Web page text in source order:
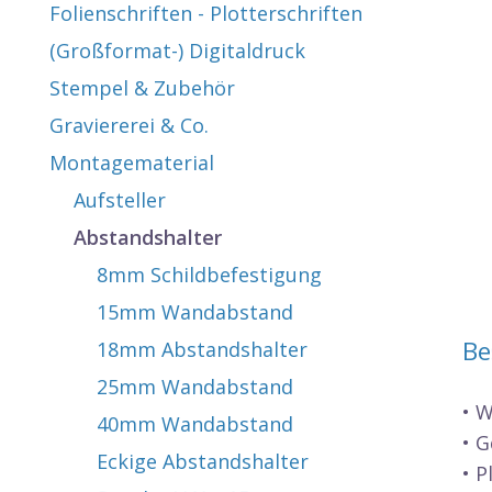
•
•
•
Folienschriften - Plotterschriften
(Großformat-) Digitaldruck
Stempel & Zubehör
Graviererei & Co.
Montagematerial
Aufsteller
Abstandshalter
8mm Schildbefestigung
15mm Wandabstand
18mm Abstandshalter
25mm Wandabstand
40mm Wandabstand
Eckige Abstandshalter